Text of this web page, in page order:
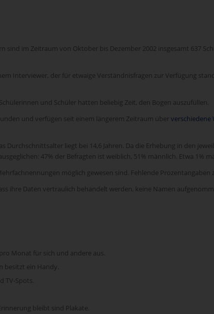
im Zeitraum von Oktober bis Dezember 2002 insgesamt 637
Interviewer, der für etwaige Verständnisfragen zur Verfügung
und Schüler hatten beliebig Zeit, den Bogen auszufüllen.
und verfügen seit einem längerem Zeitraum überverschiedene
Durchschnittsalter liegt bei 14,6 Jahren. Da die Erhebung in den
47% der Befragten ist weiblich, 51% männlich. Etwa 1%
möglich gewesen sind. Fehlende
ihre Daten vertraulich behandelt werden, keine Namen
Monat für sich und andere aus.
besitzt ein Handy.
TV-Spots.
bleibt sind Plakate.